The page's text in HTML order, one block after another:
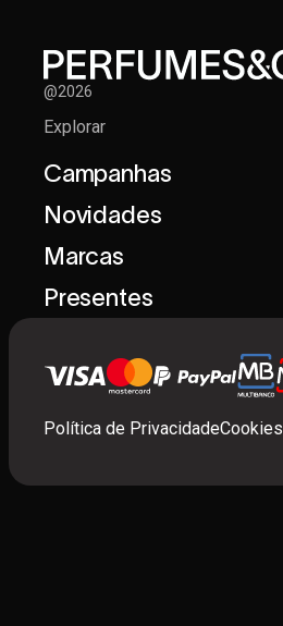
@2026
Explorar
Campanhas
Novidades
Marcas
Presentes
Política de PrivacidadeCookies